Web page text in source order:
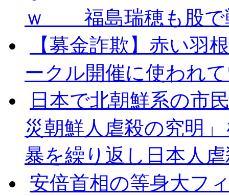
ｗ 福島瑞穂も股で
【募金詐欺】赤い羽
ークル開催に使われ
日本で北朝鮮系の市
災朝鮮人虐殺の究明
暴を繰り返し日本人
安倍首相の等身大フ